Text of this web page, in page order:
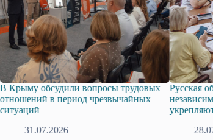
Крыму обсудили вопросы трудовых
в период чрезвычайных
31.07.2026
Русская